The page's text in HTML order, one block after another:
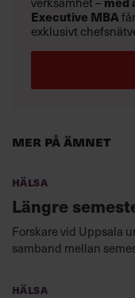
Mer på ämnet
Hälsa
Längre
Forskare vid Uppsala
samband mellan
Hälsa
Executive MBA
exklusivt